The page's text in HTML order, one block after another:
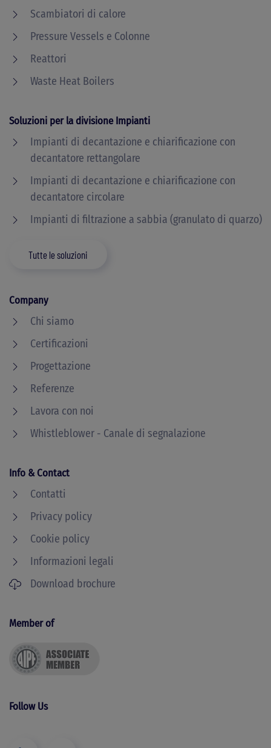
Scambiatori di calore
Pressure Vessels e Colonne
Reattori
Waste Heat Boilers
Soluzioni per la divisione Impianti
Impianti di decantazione e chiarificazione con
decantatore rettangolare
Impianti di decantazione e chiarificazione con
decantatore circolare
Impianti di filtrazione a sabbia (granulato di quarzo)
Tutte le soluzioni
Company
Chi siamo
Certificazioni
Progettazione
Referenze
Lavora con noi
Whistleblower - Canale di segnalazione
Info & Contact
Contatti
Privacy policy
Cookie policy
Informazioni legali
Download brochure
Member of
Follow Us